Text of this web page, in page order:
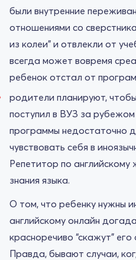
были внутренние
отношениями со
из колеи” и отвлекли от
всегда может вовремя
ребенок отстал от
родители планируют,
поступил в ВУЗ за
программы недостаточно
чувствовать себя в
Репетитор по
знания языка.
О том, что ребенку нужны
английскому онлайн
красноречиво “скажут” его
Правда, бывают случаи,